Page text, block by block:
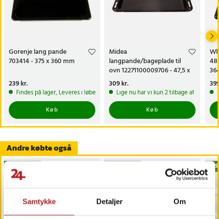
Samtykke Detaljer Om
Gorenje lang pande
703414 - 375 x 360 mm
Pris:239 kr.
239 kr.
Findes på lager, Leveres i løbet af 1-2 hverdage
Køb
Midea
langpande/bageplade til
ovn 12271100009706 - 47,5 x
37 x 4,2 cm
Pris:309 kr.
309 kr.
Lige nu har vi kun 2 tilbage af dette
Køb
Andre købte også